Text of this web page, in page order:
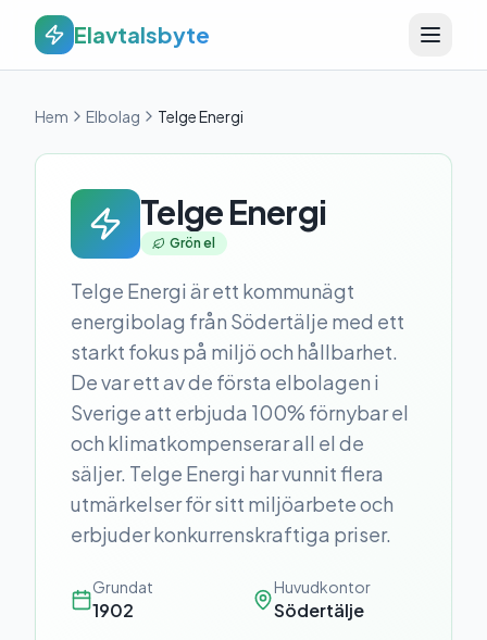
Elavtalsbyte
Hem Elbolag Telge Energi
Telge Energi
Grön el
Telge Energi är ett kommunägt
energibolag från Södertälje med ett
starkt fokus på miljö och hållbarhet.
De var ett av de första elbolagen i
Sverige att erbjuda 100% förnybar el
och klimatkompenserar all el de
säljer. Telge Energi har vunnit flera
utmärkelser för sitt miljöarbete och
erbjuder konkurrenskraftiga priser.
Grundat
1902
Huvudkontor
Södertälje